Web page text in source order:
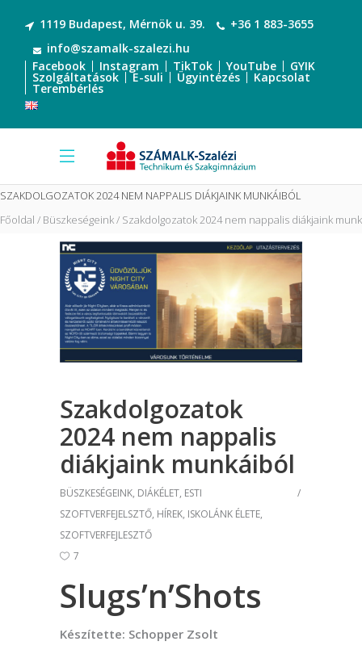
1119 Budapest, Mérnök u. 39.
+36 1 883-3655
info@szamalk-szalezi.hu
Facebook
Instagram TikTok YouTube GYIK
Szolgáltatások E-suli Ügyintézés Kapcsolat
Terembérlés
SZAKDOLGOZATOK 2024 NEM NAPPALIS DIÁKJAINK MUNKÁIBÓL
Főoldal Büszkeségeink Szakdolgozatok 2024 nem nappalis diákjaink
Szakdolgozatok
2024 nem nappalis
diákjaink munkáiból
BÜSZKESÉGEINK, DIÁKÉLET, ESTI
SZOFTVERFEJELSZTŐ, HÍREK, ISKOLÁNK ÉLETE,
SZOFTVERFEJLESZTŐ
7
Slugs’n’Shots
Készítette: Schopper Zsolt